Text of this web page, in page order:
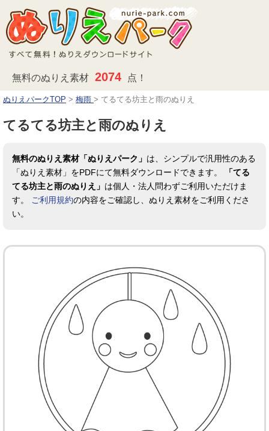
無料のぬりえ素材 2074 点！
ぬりえパークTOP > 梅雨 > てるてる坊主と雨のぬりえ
てるてる坊主と雨のぬりえ
無料のぬりえ素材「ぬりえパーク」 は、シンプルで汎用性のある
「ぬりえ素材」をPDFにて無料ダウンロードできます。
「てる
てる坊主と雨のぬりえ」 は個人・法人問わずご利用いただけま
す。
ご利用規約の内容をご確認し、ぬりえ素材をご利用くださ
い。